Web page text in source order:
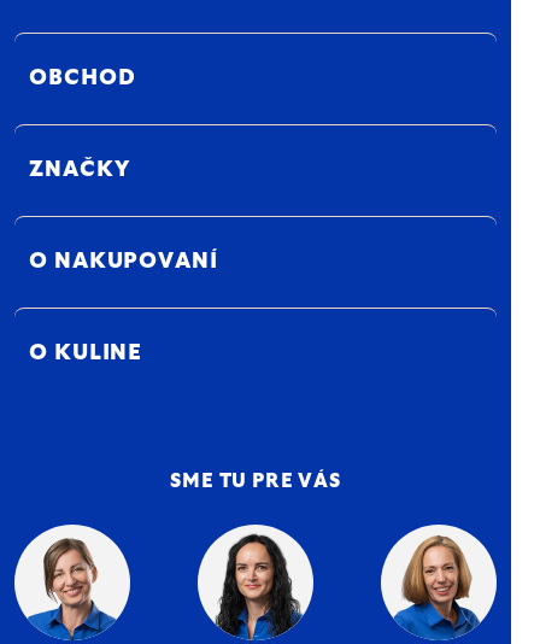
OBCHOD
ZNAČKY
O NAKUPOVANÍ
O KULINE
SME TU PRE VÁS